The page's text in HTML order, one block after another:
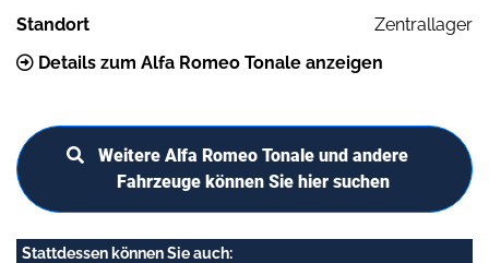
Standort
Zentrallager
Details zum Alfa Romeo Tonale anzeigen
Weitere Alfa Romeo Tonale und andere
Fahrzeuge können Sie hier suchen
Stattdessen können Sie auch: